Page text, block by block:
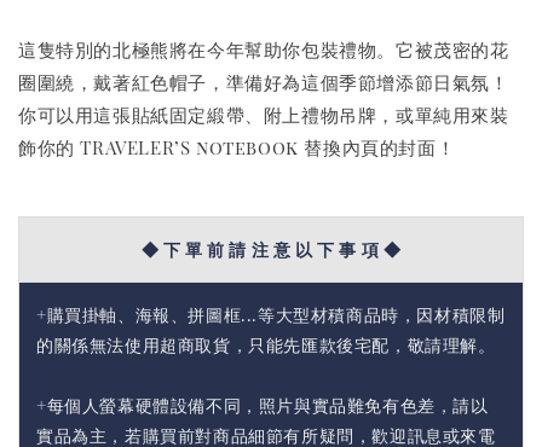
這隻特別的北極熊將在今年幫助你包裝禮物。它被茂密的花
圈圍繞，戴著紅色帽子，準備好為這個季節增添節日氣氛！
你可以用這張貼紙固定緞帶、附上禮物吊牌，或單純用來裝
飾你的 TRAVELER’S notebook 替換內頁的封面！
◆ 下 單 前 請 注 意 以 下 事 項 ◆
+購買掛軸、海報、拼圖框...等大型材積商品時，因材積限制
的關係無法使用超商取貨，只能先匯款後宅配，敬請理解。
+每個人螢幕硬體設備不同，照片與實品難免有色差，請以
實品為主，若購買前對商品細節有所疑問，歡迎訊息或來電